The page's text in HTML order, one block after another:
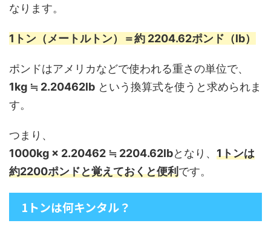
なります。
1トン（メートルトン）＝約 2204.62ポンド（lb）
ポンドはアメリカなどで使われる重さの単位で、
1kg ≒ 2.20462lb という換算式を使うと求められま
す。
つまり、
1000kg × 2.20462 ≒ 2204.62lbとなり、 1トンは
約2200ポンドと覚えておくと便利です。
1トンは何キンタル？